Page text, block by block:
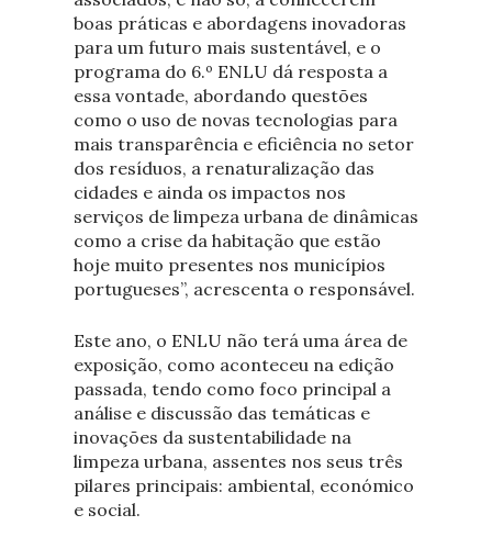
boas práticas e abordagens inovadoras
para um futuro mais sustentável, e o
programa do 6.º ENLU dá resposta a
essa vontade, abordando questões
como o uso de novas tecnologias para
mais transparência e eficiência no setor
dos resíduos, a renaturalização das
cidades e ainda os impactos nos
serviços de limpeza urbana de dinâmicas
como a crise da habitação que estão
hoje muito presentes nos municípios
portugueses”, acrescenta o responsável.
Este ano, o ENLU não terá uma área de
exposição, como aconteceu na edição
passada, tendo como foco principal a
análise e discussão das temáticas e
inovações da sustentabilidade na
limpeza urbana, assentes nos seus três
pilares principais: ambiental, económico
e social.